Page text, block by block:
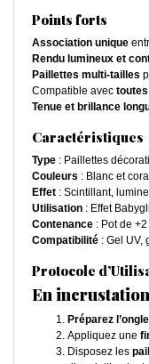
Points forts
Association unique
Rendu lumineux et
Paillettes multi-tailles
Compatible avec
Tenue et brillance
Caractéristiques
Type : Paillettes
Couleurs : Blanc et
Effet : Scintillant,
Utilisation : Effet
Contenance : Pot de +2
Compatibilité : Gel UV,
Protocole
En incrustation
Préparez l’ongle
Appliquez une
Disposez les